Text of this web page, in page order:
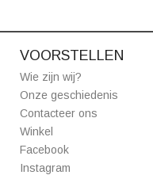
VOORSTELLEN
Wie zijn wij?
Onze geschiedenis
Contacteer ons
Winkel
Facebook
Instagram